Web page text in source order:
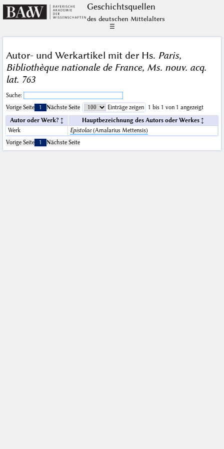
Geschichts­quellen
des deutschen Mittelalters
☰
Autor- und Werkartikel mit der Hs. Paris,
Bibliothèque nationale de France, Ms. nouv. acq.
lat. 763
Suche:
Vorige Seite
1 Nächste Seite Einträge zeigen
1 bis 1 von 1 angezeigt
Autor oder Werk?
Hauptbezeichnung des Autors oder Werkes
Werk
Epistolae(Amalarius Mettensis)
Vorige Seite
1 Nächste Seite